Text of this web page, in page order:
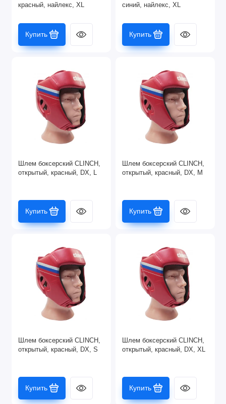
красный, найлекс, XL
Купить
синий, найлекс, XL
Купить
Шлем боксерский CLINCH,
открытый, красный, DX, L
Купить
Шлем боксерский CLINCH,
открытый, красный, DX, M
Купить
Шлем боксерский CLINCH,
открытый, красный, DX, S
Купить
Шлем боксерский CLINCH,
открытый, красный, DX, XL
Купить